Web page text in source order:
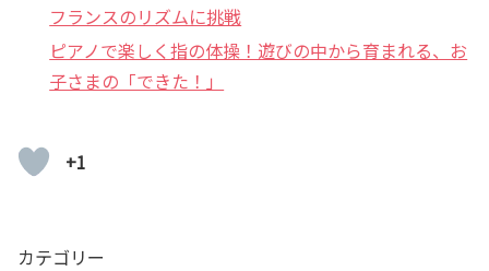
フランスのリズムに挑戦
ピアノで楽しく指の体操！遊びの中から育まれる、お
子さまの「できた！」
+1
カテゴリー